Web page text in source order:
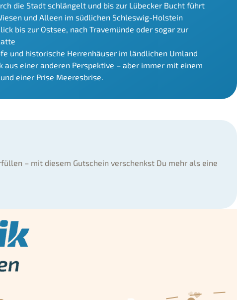
die Stadt schlängelt und bis zur Lübecker Bucht führt
und Alleen im südlichen Schleswig-Holstein
bis zur Ostsee, nach Travemünde oder sogar zur
und historische Herrenhäuser im ländlichen Umland
aus einer anderen Perspektive – aber immer mit einem
einer Prise Meeresbrise.
– mit diesem Gutschein verschenkst Du mehr als eine